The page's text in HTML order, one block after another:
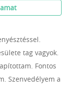
tag vagyok.
Fontos
Szenvedélyem a